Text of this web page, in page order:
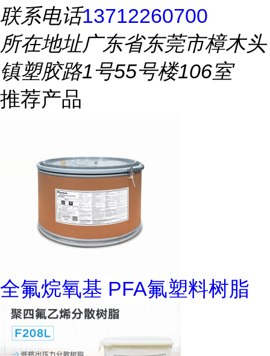
联系电话13712260700
所在地址广东省东莞市樟木头
镇塑胶路1号55号楼106室
推荐产品
全氟烷氧基 PFA氟塑料树脂